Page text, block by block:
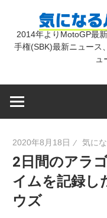
2014年よりMotoGP最
手権(SBK)最新ニュース
ュ
2020年8月18日 気に
2日間のアラ
イムを記録し
ウズ